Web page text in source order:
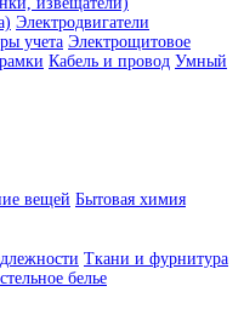
Электродвигатели
учета Электрощитовое
Кабель и провод Умный
вещей Бытовая химия
Ткани и фурнитура
белье